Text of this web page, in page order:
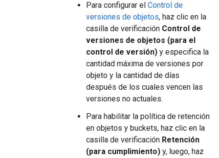
Para configurar el Control de
versiones de objetos, haz clic en la
casilla de verificación Control de
versiones de objetos (para el
control de versión) y especifica la
cantidad máxima de versiones por
objeto y la cantidad de días
después de los cuales vencen las
versiones no actuales.
Para habilitar la política de retención
en objetos y buckets, haz clic en la
casilla de verificación Retención
(para cumplimiento) y, luego, haz